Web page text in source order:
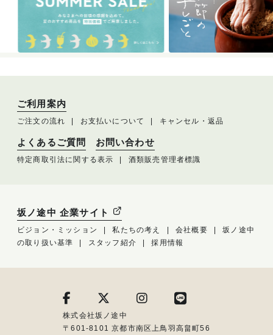
ご利用案内
ご注文の流れ お支払いについて キャンセル・返品
よくあるご質問 お問い合わせ
特定商取引法に関する表示 酒類販売管理者標識
坂ノ途中 企業サイト
ビジョン・ミッション 私たちの考え 会社概要
坂ノ途中
の取り扱い基準
スタッフ紹介 採用情報
株式会社坂ノ途中
〒601-8101 京都市南区上鳥羽高畠町56